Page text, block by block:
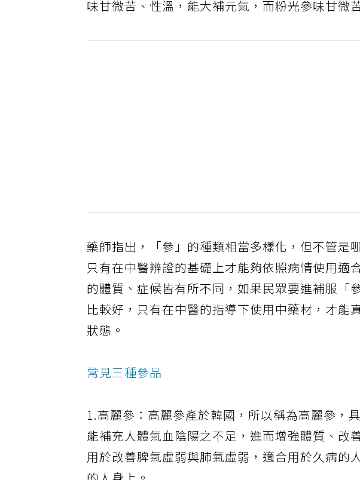
味甘微苦、性溫，能大補元氣，而粉光參味甘微
藥師指出，「參」的種類相當多樣化，但不管是
只有在中醫辨證的基礎上才能夠依照病情使用適
的體質、症候皆有所不同，如果民眾要進補服「
比較好，只有在中醫的指導下使用中藥材，才能
狀態。
常見三種參品
1.高麗參：高麗參產於韓國，所以稱為高麗參，
能補充人體氣血陰陽之不足，進而增強體質、改
用於改善脾氣虛弱與肺氣虛弱，適合用於久病的